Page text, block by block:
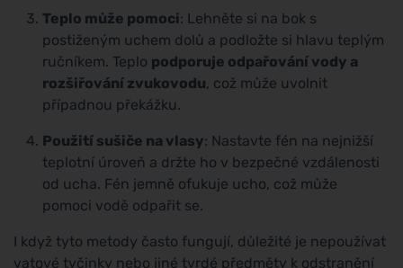
Teplo může pomoci: Lehněte si na bok s
postiženým uchem dolů a podložte si hlavu teplým
ručníkem. Teplo podporuje odpařování vody a
rozšiřování zvukovodu, což může uvolnit
případnou překážku.
Použití sušiče na vlasy: Nastavte fén na nejnižší
teplotní úroveň a držte ho v bezpečné vzdálenosti
od ucha. Fén jemně ofukuje ucho, což může
pomoci vodě odpařit se.
I když tyto metody často fungují, důležité je nepoužívat
vatové tyčinky nebo jiné tvrdé předměty k odstranění